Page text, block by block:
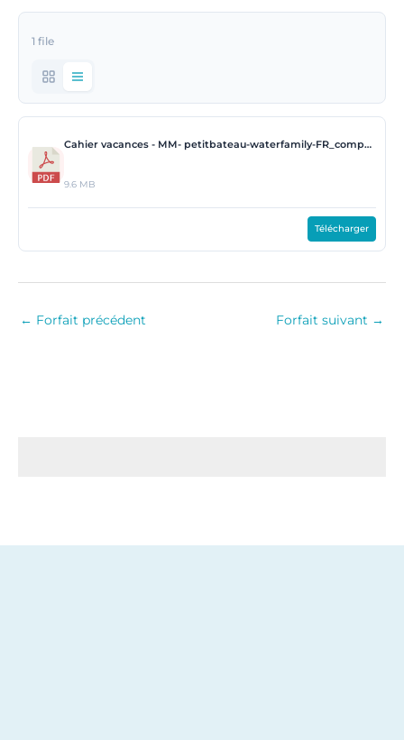
1 file
Cahier vacances - MM- petitbateau-waterfamily-FR_compressed.pdf
9.6 MB
Télécharger
← Forfait précédent Forfait suivant →